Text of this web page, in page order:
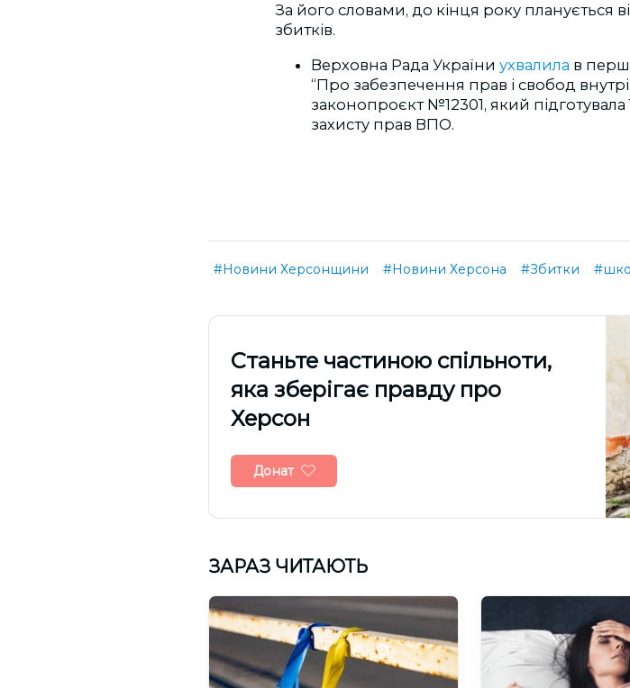
За його словами, до кінця року планується
збитків.
Верховна Рада України ухвалила в
“Про забезпечення прав і свобод
законопроєкт №12301, який
захисту прав ВПО.
#Новини Херсонщини #Новини Херсона #Збитки
Cтаньте частиною спільноти,
яка зберігає правду про
Херсон
Донат
ЗАРАЗ ЧИТАЮТЬ